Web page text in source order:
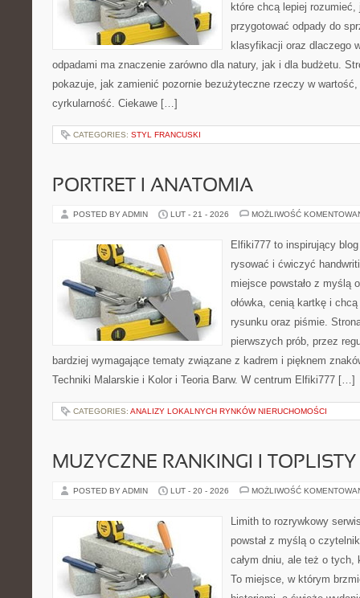
które chcą lepiej rozumieć,
przygotować odpady do
klasyfikacji oraz dlaczego
odpadami ma znaczenie zarówno dla natury, jak i dla budżetu.
pokazuje, jak zamienić pozornie bezużyteczne rzeczy w
cyrkularność. Ciekawe […]
CATEGORIES: STYL FRANCUSKI
PORTRET I ANATOMIA
POSTED BY ADMIN LUT - 21 - 2026 MOŻLIWOŚĆ
Elfiki777 to inspirujący
rysować i ćwiczyć
miejsce powstało z myślą
ołówka, cenią kartkę i
rysunku oraz piśmie.
pierwszych prób, przez
bardziej wymagające tematy związane z kadrem i pięknem
Techniki Malarskie i Kolor i Teoria Barw. W centrum Elfiki777 […]
CATEGORIES: ANALIZY LOKALNYCH RYNKÓW NIERUCHOMOŚCI
MUZYCZNE RANKINGI I TOPLISTY
POSTED BY ADMIN LUT - 20 - 2026 MOŻLIWOŚĆ
Limith to rozrywkowy
powstał z myślą o
całym dniu, ale też o
To miejsce, w którym